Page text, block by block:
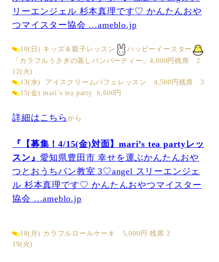
リーエンジェル 杉本真理です♡ かんたんおや
つマイスター協会 …ameblo.jp
10(日) キッズ＆親子レッスン
ハッピーイースター
「カラフルうさぎの蒸しパンパーティー」4,000円残席 2
12(火)
13(水) アイスクリームパフェレッスン 4,500円残席 3
15(金) mari’s tea party 6,600円
詳細はこちら から
『【募集！4/15(金)対面】mari’s tea partyレッ
スン』 愛知県豊田市 幸せを運ぶかんたんおや
つとおうちパン教室 3♡angel スリーエンジェ
ル 杉本真理です♡ かんたんおやつマイスター
協会 …ameblo.jp
18(月) カラフルロールケーキ 5,000円 残席 2
19(火)